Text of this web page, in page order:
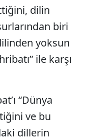
dilin
biri
yoksun
ile karşı
“Dünya
ve bu
dillerin